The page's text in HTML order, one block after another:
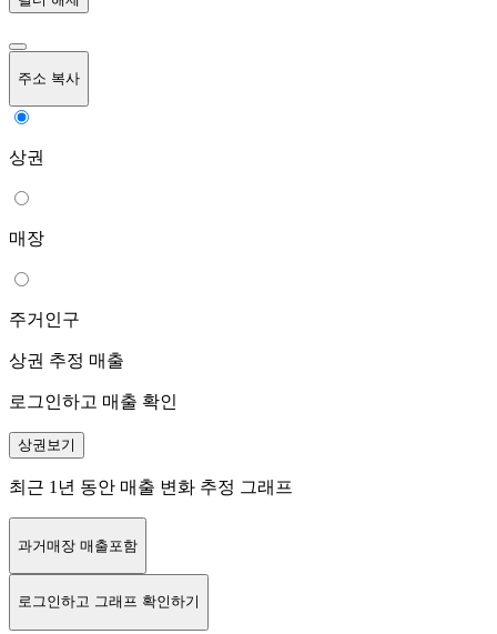
주소 복사
상권
매장
주거인구
상권 추정 매출
로그인하고 매출 확인
상권보기
최근 1년 동안 매출 변화 추정 그래프
과거매장 매출포함
로그인하고 그래프 확인하기